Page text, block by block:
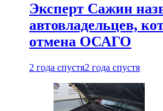
Эксперт Сажин
автовладельцев,
отмена ОСАГО
2 года спустя2 года спустя